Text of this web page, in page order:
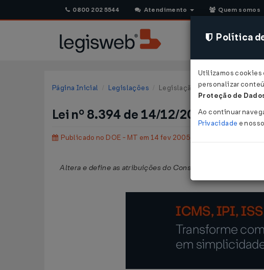
0800 202 5544 Atendimento Quem somos
Página Inicial Legislações Legislação Estadual - Mato
Lei nº 8.394 de 14/12/2005
Publicado no DOE - MT em 14 fev 2005
Altera e define as atribuições do Conselho Deliberativo
Política
Utilizamos cookies
personalizar
Proteção de
Ao continuar
Privacidade e nosso